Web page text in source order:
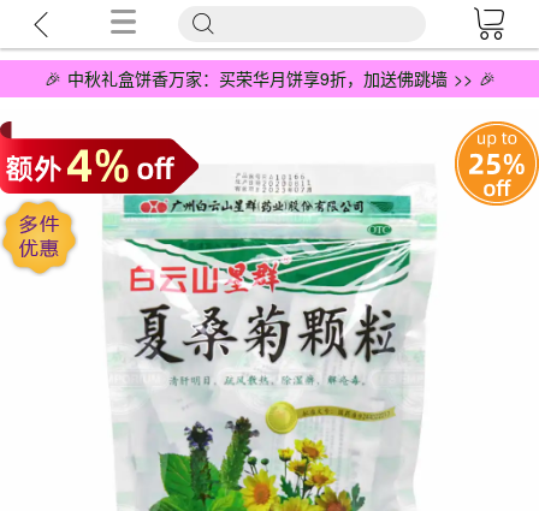
🎉 中秋礼盒饼香万家：买荣华月饼享9折，加送佛跳墙 >> 🎉